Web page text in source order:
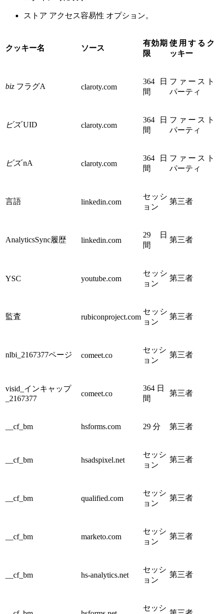
ストア アクセス容易性 オプション。
クッキー名 ソース
有効期
限
使用するク
ッキー
biz フラグA claroty.com
364 日
間
ファースト
パーティ
ビズUID claroty.com
364 日
間
ファースト
パーティ
ビズnA claroty.com
364 日
間
ファースト
パーティ
言語 linkedin.com
セッシ
ョン
第三者
AnalyticsSync履歴 linkedin.com
29 日
間
第三者
YSC youtube.com
セッシ
ョン
第三者
監査 rubiconproject.com
セッシ
ョン
第三者
nlbi_2167377ページ comeet.co
セッシ
ョン
第三者
visid_インキャップ
_2167377
comeet.co
364 日
間
第三者
__cf_bm hsforms.com 29 分 第三者
__cf_bm hsadspixel.net
セッシ
ョン
第三者
__cf_bm qualified.com
セッシ
ョン
第三者
__cf_bm marketo.com
セッシ
ョン
第三者
__cf_bm hs-analytics.net
セッシ
ョン
第三者
セッシ